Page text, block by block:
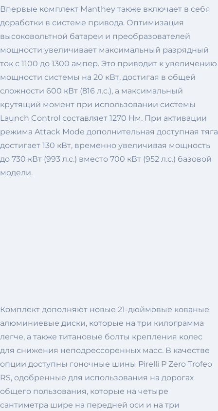
Впервые комплект Manthey также включает в себя
доработки в системе привода. Оптимизация
высоковольтной батареи и преобразователей
мощности увеличивает максимальный разрядный
ток с 1100 до 1300 ампер. Это приводит к увеличению
мощности системы на 20 кВт, достигая в общей
сложности 600 кВт (816 л.с.), а максимальный
крутящий момент при использовании системы
Launch Control составляет 1270 Нм. При активации
режима Attack Mode дополнительная доступная тяга
достигает 130 кВт, временно увеличивая мощность
до 730 кВт (993 л.с.) вместо 700 кВт (952 л.с.) базовой
модели.
Комплект дополняют новые 21-дюймовые кованые
алюминиевые диски, которые на три килограмма
легче, а также титановые болты крепления колес
для снижения неподрессоренных масс. В качестве
опции доступны гоночные шины Pirelli P Zero Trofeo
RS, одобренные для использования на дорогах
общего пользования, которые на четыре
сантиметра шире на передней оси и на три